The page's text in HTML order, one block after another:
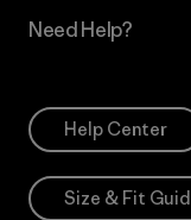
Need Help?
Help Center
Size & Fit